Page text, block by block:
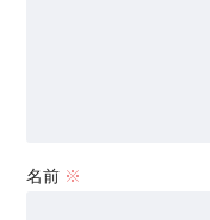
名前 ※